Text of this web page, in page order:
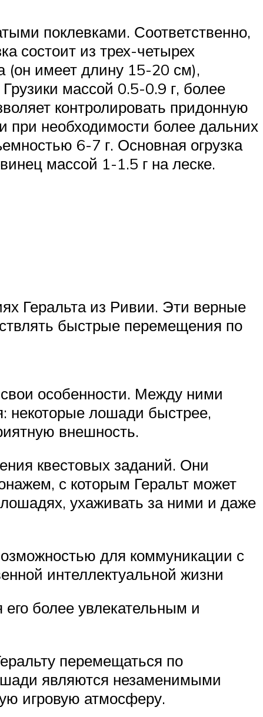
поклевками. Соответственно,
состоит из трех-четырех
(он имеет длину 15-20 см),
массой 0.5-0.9 г, более
контролировать придонную
при необходимости более дальних
6-7 г. Основная огрузка
массой 1-1.5 г на леске.
Геральта из Ривии. Эти верные
быстрые перемещения по
особенности. Между ними
некоторые лошади быстрее,
внешность.
квестовых заданий. Они
с которым Геральт может
ухаживать за ними и даже
для коммуникации с
интеллектуальной жизни
более увлекательным и
перемещаться по
являются незаменимыми
игровую атмосферу.